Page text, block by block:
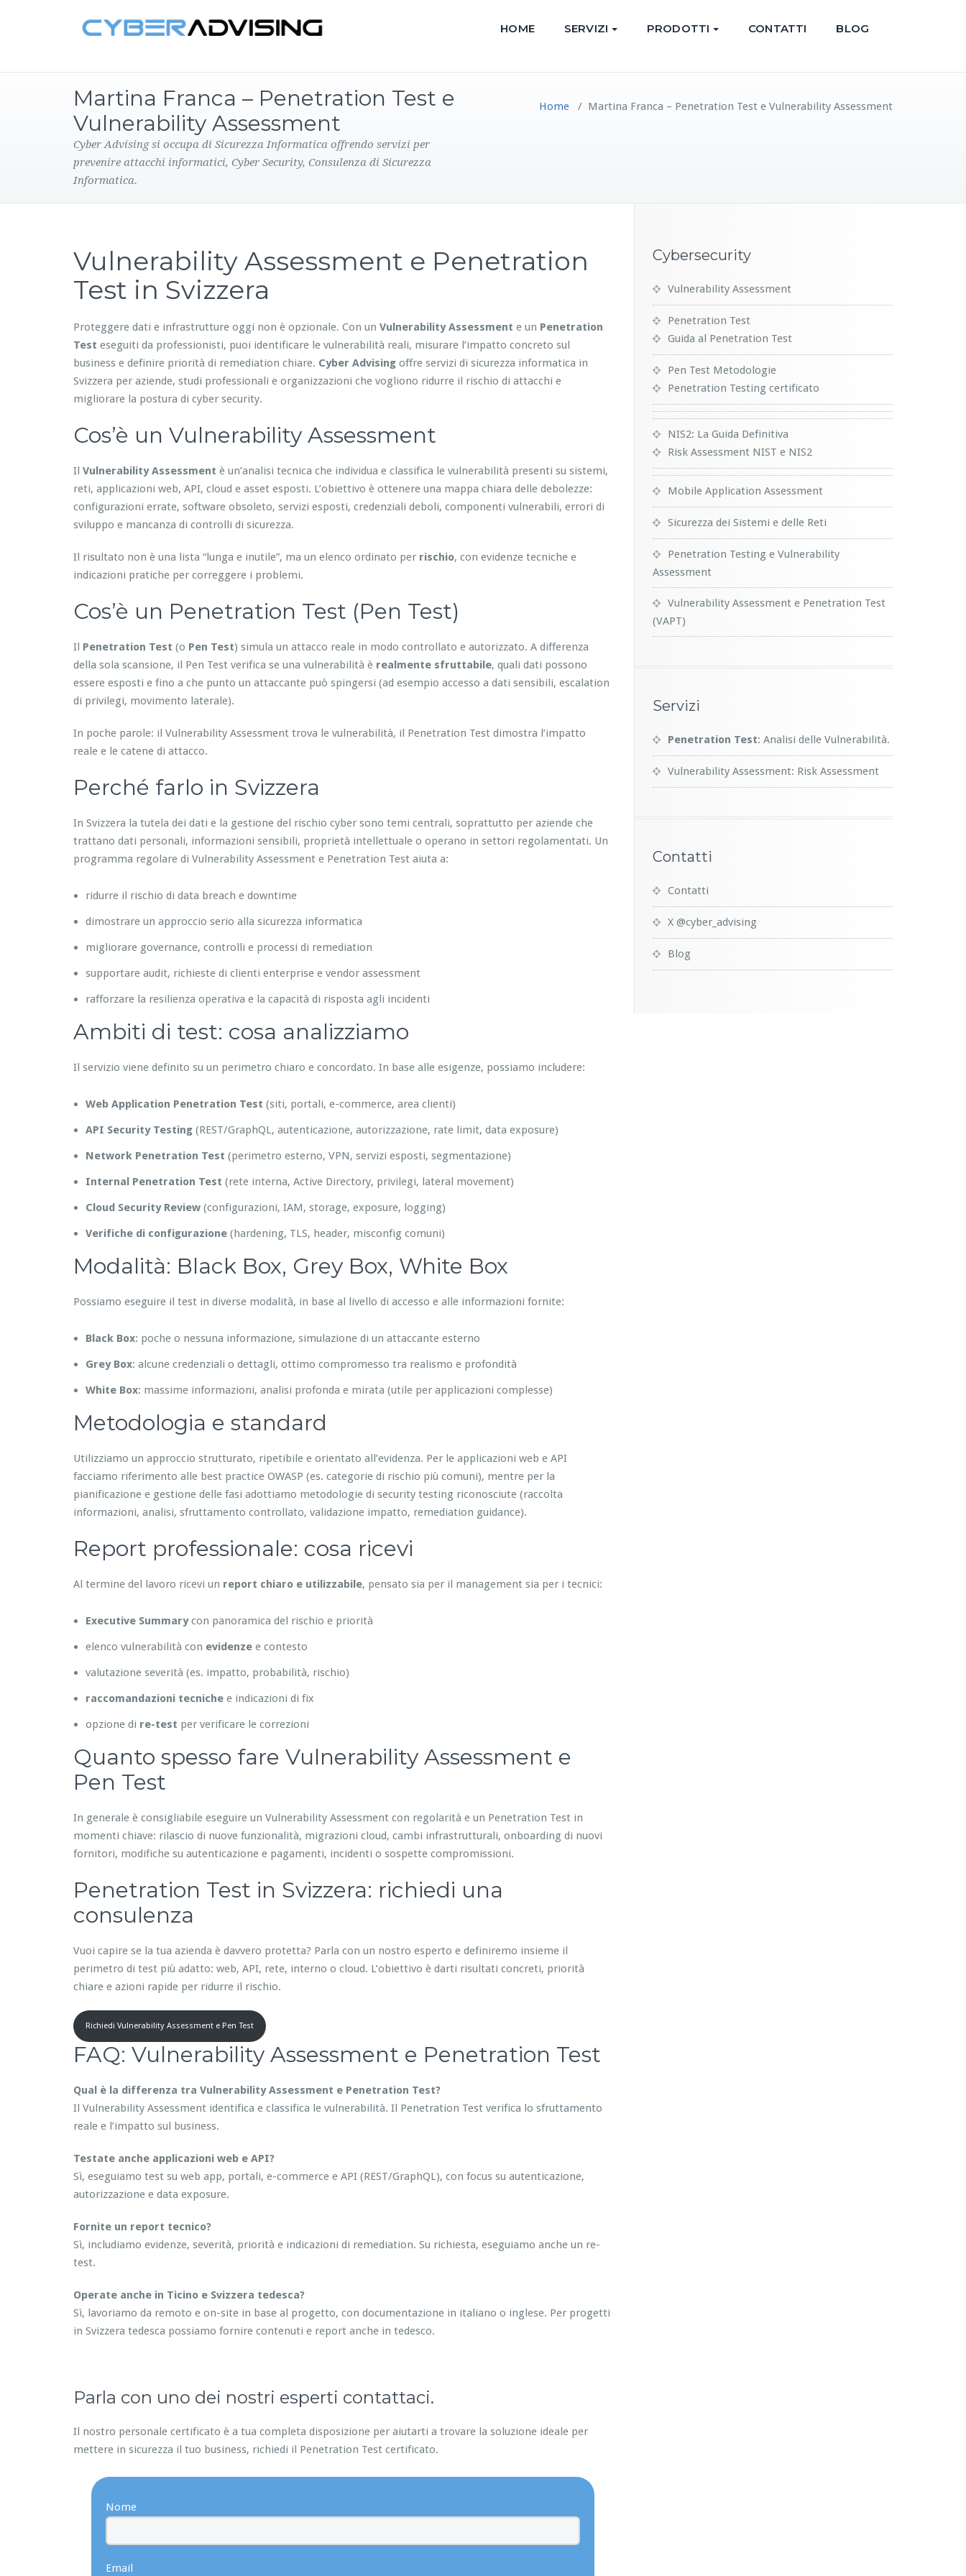
HOME SERVIZI PRODOTTI CONTATTI BLOG
Martina Franca – Penetration Test e
Vulnerability Assessment
Cyber Advising si occupa di Sicurezza Informatica offrendo servizi per
prevenire attacchi informatici, Cyber Security, Consulenza di Sicurezza
Informatica.
Home / Martina Franca – Penetration Test e Vulnerability Assessment
Vulnerability Assessment e Penetration
Test in Svizzera
Proteggere dati e infrastrutture oggi non è opzionale. Con un Vulnerability Assessment e un Penetration
Test eseguiti da professionisti, puoi identificare le vulnerabilità reali, misurare l’impatto concreto sul
business e definire priorità di remediation chiare. Cyber Advising offre servizi di sicurezza informatica in
Svizzera per aziende, studi professionali e organizzazioni che vogliono ridurre il rischio di attacchi e
migliorare la postura di cyber security.
Cos’è un Vulnerability Assessment
Il Vulnerability Assessment è un’analisi tecnica che individua e classifica le vulnerabilità presenti su sistemi,
reti, applicazioni web, API, cloud e asset esposti. L’obiettivo è ottenere una mappa chiara delle debolezze:
configurazioni errate, software obsoleto, servizi esposti, credenziali deboli, componenti vulnerabili, errori di
sviluppo e mancanza di controlli di sicurezza.
Il risultato non è una lista “lunga e inutile”, ma un elenco ordinato per rischio, con evidenze tecniche e
indicazioni pratiche per correggere i problemi.
Cos’è un Penetration Test (Pen Test)
Il Penetration Test (o Pen Test) simula un attacco reale in modo controllato e autorizzato. A differenza
della sola scansione, il Pen Test verifica se una vulnerabilità è realmente sfruttabile, quali dati possono
essere esposti e fino a che punto un attaccante può spingersi (ad esempio accesso a dati sensibili, escalation
di privilegi, movimento laterale).
In poche parole: il Vulnerability Assessment trova le vulnerabilità, il Penetration Test dimostra l’impatto
reale e le catene di attacco.
Perché farlo in Svizzera
In Svizzera la tutela dei dati e la gestione del rischio cyber sono temi centrali, soprattutto per aziende che
trattano dati personali, informazioni sensibili, proprietà intellettuale o operano in settori regolamentati. Un
programma regolare di Vulnerability Assessment e Penetration Test aiuta a:
ridurre il rischio di data breach e downtime
dimostrare un approccio serio alla sicurezza informatica
migliorare governance, controlli e processi di remediation
supportare audit, richieste di clienti enterprise e vendor assessment
rafforzare la resilienza operativa e la capacità di risposta agli incidenti
Ambiti di test: cosa analizziamo
Il servizio viene definito su un perimetro chiaro e concordato. In base alle esigenze, possiamo includere:
Web Application Penetration Test (siti, portali, e-commerce, area clienti)
API Security Testing (REST/GraphQL, autenticazione, autorizzazione, rate limit, data exposure)
Network Penetration Test (perimetro esterno, VPN, servizi esposti, segmentazione)
Internal Penetration Test (rete interna, Active Directory, privilegi, lateral movement)
Cloud Security Review (configurazioni, IAM, storage, exposure, logging)
Verifiche di configurazione (hardening, TLS, header, misconfig comuni)
Modalità: Black Box, Grey Box, White Box
Possiamo eseguire il test in diverse modalità, in base al livello di accesso e alle informazioni fornite:
Black Box: poche o nessuna informazione, simulazione di un attaccante esterno
Grey Box: alcune credenziali o dettagli, ottimo compromesso tra realismo e profondità
White Box: massime informazioni, analisi profonda e mirata (utile per applicazioni complesse)
Metodologia e standard
Utilizziamo un approccio strutturato, ripetibile e orientato all’evidenza. Per le applicazioni web e API
facciamo riferimento alle best practice OWASP (es. categorie di rischio più comuni), mentre per la
pianificazione e gestione delle fasi adottiamo metodologie di security testing riconosciute (raccolta
informazioni, analisi, sfruttamento controllato, validazione impatto, remediation guidance).
Report professionale: cosa ricevi
Al termine del lavoro ricevi un report chiaro e utilizzabile, pensato sia per il management sia per i tecnici:
Executive Summarycon panoramica del rischio e priorità
elenco vulnerabilità con evidenze e contesto
valutazione severità (es. impatto, probabilità, rischio)
raccomandazioni tecniche e indicazioni di fix
opzione di re-test per verificare le correzioni
Quanto spesso fare Vulnerability Assessment e
Pen Test
In generale è consigliabile eseguire un Vulnerability Assessment con regolarità e un Penetration Test in
momenti chiave: rilascio di nuove funzionalità, migrazioni cloud, cambi infrastrutturali, onboarding di nuovi
fornitori, modifiche su autenticazione e pagamenti, incidenti o sospette compromissioni.
Penetration Test in Svizzera: richiedi una
consulenza
Vuoi capire se la tua azienda è davvero protetta? Parla con un nostro esperto e definiremo insieme il
perimetro di test più adatto: web, API, rete, interno o cloud. L’obiettivo è darti risultati concreti, priorità
chiare e azioni rapide per ridurre il rischio.
Richiedi Vulnerability Assessment e Pen Test
FAQ: Vulnerability Assessment e Penetration Test
Qual è la differenza tra Vulnerability Assessment e Penetration Test?
Il Vulnerability Assessment identifica e classifica le vulnerabilità. Il Penetration Test verifica lo sfruttamento
reale e l’impatto sul business.
Testate anche applicazioni web e API?
Sì, eseguiamo test su web app, portali, e-commerce e API (REST/GraphQL), con focus su autenticazione,
autorizzazione e data exposure.
Fornite un report tecnico?
Sì, includiamo evidenze, severità, priorità e indicazioni di remediation. Su richiesta, eseguiamo anche un re-
test.
Operate anche in Ticino e Svizzera tedesca?
Sì, lavoriamo da remoto e on-site in base al progetto, con documentazione in italiano o inglese. Per progetti
in Svizzera tedesca possiamo fornire contenuti e report anche in tedesco.
Parla con uno dei nostri esperti contattaci.
Il nostro personale certificato è a tua completa disposizione per aiutarti a trovare la soluzione ideale per
mettere in sicurezza il tuo business, richiedi il Penetration Test certificato.
Nome
Email
Cybersecurity
Vulnerability Assessment
Penetration Test
Guida al Penetration Test
Pen Test Metodologie
Penetration Testing certificato
NIS2: La Guida Definitiva
Risk Assessment NIST e NIS2
Mobile Application Assessment
Sicurezza dei Sistemi e delle Reti
Penetration Testing e Vulnerability
Assessment
Vulnerability Assessment e Penetration Test
(VAPT)
Servizi
Penetration Test: Analisi delle Vulnerabilità.
Vulnerability Assessment: Risk Assessment
Contatti
Contatti
X @cyber_advising
Blog